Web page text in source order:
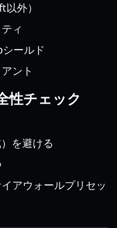
外）
ィ
ールド
ント
性チェック
を避ける
アウォールプリセッ